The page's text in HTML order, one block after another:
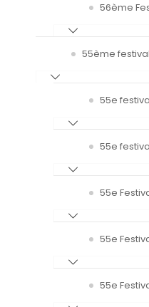
56ème
55ème
55e
55e
55e
55e
55e